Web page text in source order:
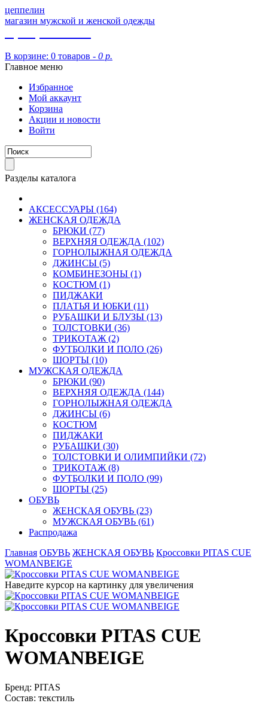
цеппелин
магазин мужской и женской одежды
В корзине: 0 товаров - 0 р.
Главное меню
Избранное
Мой аккаунт
Корзина
Акции и новости
Войти
Разделы каталога
АКСЕССУАРЫ (164)
ЖЕНСКАЯ ОДЕЖДА
БРЮКИ (77)
ВЕРХНЯЯ ОДЕЖДА (102)
ГОРНОЛЫЖНАЯ ОДЕЖДА
ДЖИНСЫ (5)
КОМБИНЕЗОНЫ (1)
КОСТЮМ (1)
ПИДЖАКИ
ПЛАТЬЯ И ЮБКИ (11)
РУБАШКИ И БЛУЗЫ (13)
ТОЛСТОВКИ (36)
ТРИКОТАЖ (2)
ФУТБОЛКИ И ПОЛО (26)
ШОРТЫ (10)
МУЖСКАЯ ОДЕЖДА
БРЮКИ (90)
ВЕРХНЯЯ ОДЕЖДА (144)
ГОРНОЛЫЖНАЯ ОДЕЖДА
ДЖИНСЫ (6)
КОСТЮМ
ПИДЖАКИ
РУБАШКИ (30)
ТОЛСТОВКИ И ОЛИМПИЙКИ (72)
ТРИКОТАЖ (8)
ФУТБОЛКИ И ПОЛО (99)
ШОРТЫ (25)
ОБУВЬ
ЖЕНСКАЯ ОБУВЬ (23)
МУЖСКАЯ ОБУВЬ (61)
Распродажа
Главная ОБУВЬ ЖЕНСКАЯ ОБУВЬ Кроссовки PITAS CUE
WOMANBEIGE
Наведите курсор на картинку для увеличения
Кроссовки PITAS CUE
WOMANBEIGE
Бренд: PITAS
Состав: текстиль